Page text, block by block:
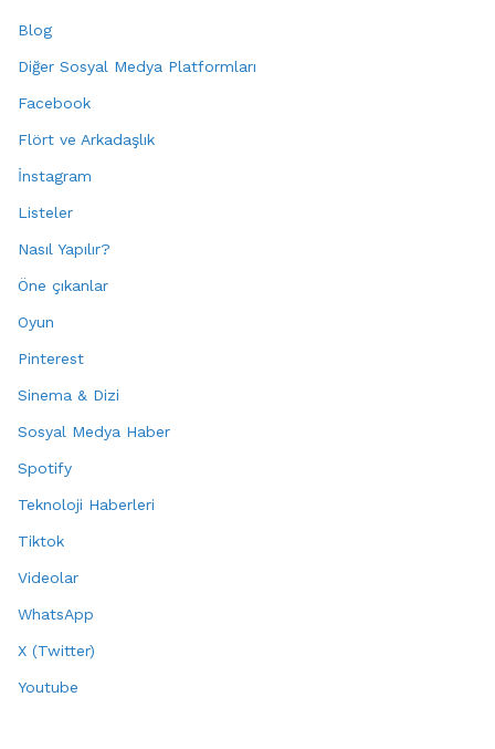
Blog
Diğer Sosyal Medya Platformları
Facebook
Flört ve Arkadaşlık
İnstagram
Listeler
Nasıl Yapılır?
Öne çıkanlar
Oyun
Pinterest
Sinema & Dizi
Sosyal Medya Haber
Spotify
Teknoloji Haberleri
Tiktok
Videolar
WhatsApp
X (Twitter)
Youtube